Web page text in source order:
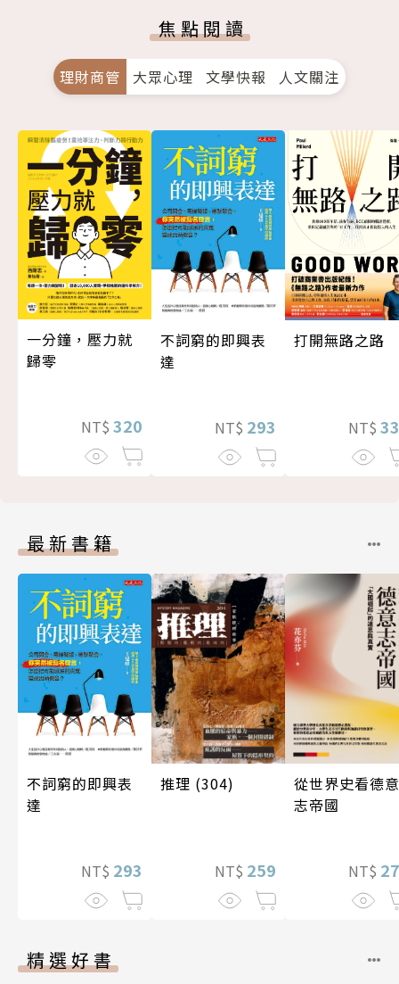
焦點閱讀
理財商管 大眾心理 文學快報 人文關注
一分鐘，壓力就
歸零
NT$ 320
不詞窮的即興表
達
NT$ 293
打開無路之路
NT$
最新書籍
不詞窮的即興表
達
NT$ 293
推理 (304)
NT$ 259
從世界史看德意
志帝國
NT$
精選好書